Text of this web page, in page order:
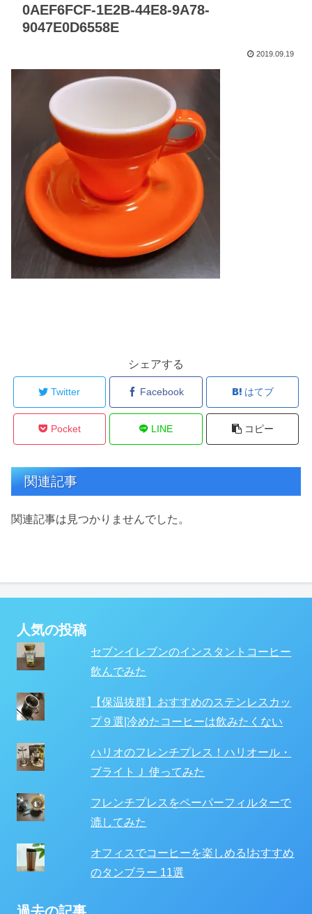
0AEF6FCF-1E2B-44E8-9A78-
9047E0D6558E
2019.09.19
シェアする
Twitter Facebook はてブ
Pocket LINE コピー
関連記事
関連記事は見つかりませんでした。
人気の投稿
セブンイレブンのインスタントコーヒー
飲んでみた
【保温抜群】おすすめのステンレスカッ
プ９選|冷めたコーヒーは飲みたくない
ハリオのフレンチプレス！ハリオール・
ブライトＪ 使ってみた
フレンチプレスをペーパーフィルターで
漉してみた
オフィスでコーヒーを楽しめる!おすすめ
のタンブラー 11選